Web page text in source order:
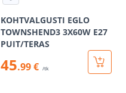
KOHTVALGUSTI EGLO
TOWNSHEND3 3X60W E27
PUIT/TERAS
45.99 € /tk